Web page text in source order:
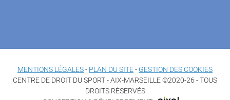
MENTIONS LÉGALES- PLAN DU SITE- GESTION DES COOKIES
CENTRE DE DROIT DU SPORT - AIX-MARSEILLE ©2020-26 - TOUS
DROITS RÉSERVÉS